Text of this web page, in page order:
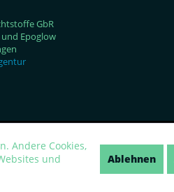
GbR
Epoglow
Andere Cookies,
und
Ablehnen